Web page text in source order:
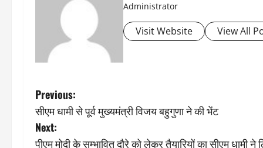
Administrator
Visit Website View All
P
o
Previous:
सीएम धामी से पूर्व मुख्यमंत्री विजय बहुगुणा ने की भेंट
Next:
पीएम मोदी के सम्भावित दौरे को लेकर तैयारियों का सीएम धामी